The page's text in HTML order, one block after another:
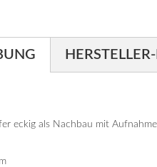
eckig als Nachbau mit